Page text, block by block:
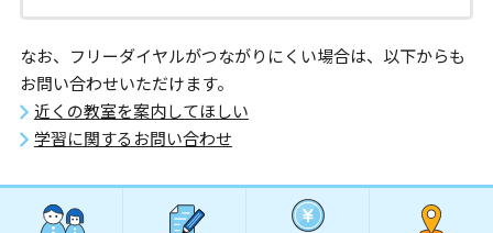
なお、フリーダイヤルがつながりにくい場合は、以下からも
お問い合わせいただけます。
近くの教室を案内してほしい
学習に関するお問い合わせ